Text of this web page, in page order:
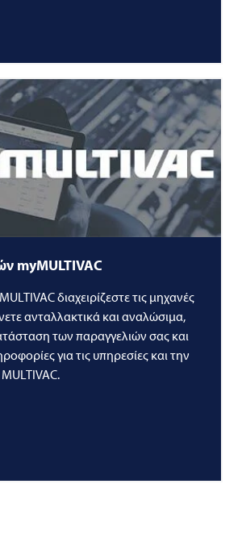
myMULTIVAC
διαχειρίζεστε τις μηχανές
ανταλλακτικά και αναλώσιμα,
των παραγγελιών σας και
για τις υπηρεσίες και την
MULTIVAC.